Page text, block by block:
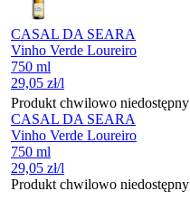
CASAL DA SEARA
Vinho Verde Loureiro
750 ml
29,05 zł/l
Produkt chwilowo niedostępny
CASAL DA SEARA
Vinho Verde Loureiro
750 ml
29,05 zł/l
Produkt chwilowo niedostępny